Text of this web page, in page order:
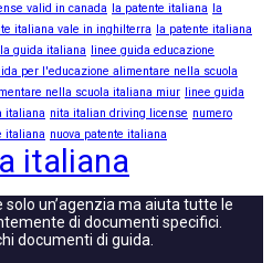
valid in canada la patente italiana
la
italiana vale in inghilterra
la patente italiana
guida italiana
linee guida educazione
per l'educazione alimentare nella scuola
nella scuola italiana miur linee guida
italiana nita italian driving license numero
italiana nuova patente italiana
italiana
solo un’agenzia ma aiuta tutte le
di documenti specifici.
documenti di guida.